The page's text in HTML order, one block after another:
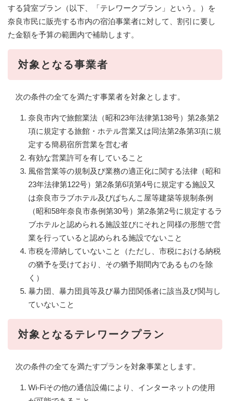
する貸室プラン（以下、「テレワークプラン」という。）を
奈良市民に販売する市内の宿泊事業者に対して、割引に要し
た金額を予算の範囲内で補助します。
対象となる事業者
次の条件の全てを満たす事業者を対象とします。
奈良市内で旅館業法（昭和23年法律第138号）第2条第2
項に規定する旅館・ホテル営業又は同法第2条第3項に規
定する簡易宿所営業を営む者
有効な営業許可を有していること
風俗営業等の規制及び業務の適正化に関する法律（昭和
23年法律第122号）第2条第6項第4号に規定する施設又
は奈良市ラブホテル及びぱちんこ屋等建築等規制条例
（昭和58年奈良市条例第30号）第2条第2号に規定するラ
ブホテルと認められる施設並びにそれと同様の形態で営
業を行っていると認められる施設でないこと
市税を滞納していないこと（ただし、市税における納税
の猶予を受けており、その猶予期間内であるものを除
く）
暴力団、暴力団員等及び暴力団関係者に該当及び関与し
ていないこと
対象となるテレワークプラン
次の条件の全てを満たすプランを対象事業とします。
Wi-Fiその他の通信設備により、インターネットの使用